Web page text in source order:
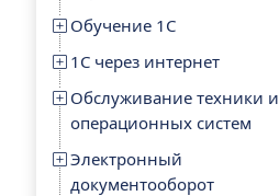
Обучение 1С
1С через интернет
Обслуживание техники и
операционных систем
Электронный
документооборот